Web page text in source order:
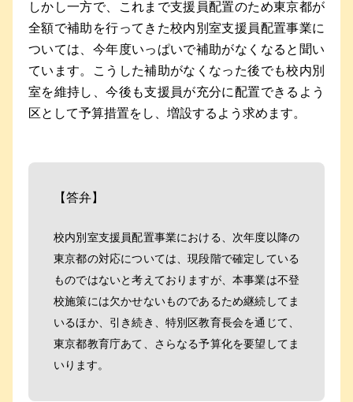
しかし一方で、これまで支援員配置のため東京都が
全額で補助を行ってきた校内別室支援員配置事業に
ついては、今年度いっぱいで補助がなくなると聞い
ています。こうした補助がなくなった後でも校内別
室を維持し、今後も支援員が充分に配置できるよう
区として予算措置をし、増設するよう求めます。
【答弁】
校内別室支援員配置事業における、次年度以降の
東京都の対応については、現段階で確定している
ものではないと考えておりますが、本事業は不登
校施策には欠かせないものであるため継続してま
いるほか、引き続き、特別区教育長会を通じて、
東京都教育庁あて、さらなる予算化を要望してま
いります。